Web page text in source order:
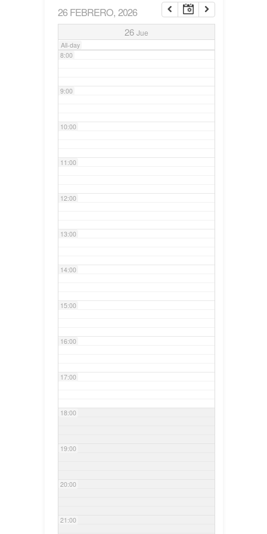
26 FEBRERO, 2026
26 Jue
All-day
7:00
8:00
9:00
10:00
11:00
12:00
13:00
14:00
15:00
16:00
17:00
18:00
19:00
20:00
21:00